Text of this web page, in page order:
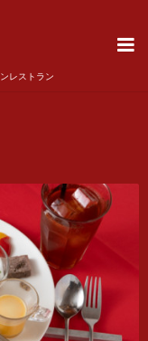
レストラン